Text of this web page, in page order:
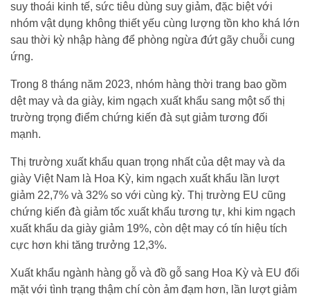
suy thoái kinh tế, sức tiêu dùng suy giảm, đặc biệt với
nhóm vật dụng không thiết yếu cùng lượng tồn kho khá lớn
sau thời kỳ nhập hàng để phòng ngừa đứt gãy chuỗi cung
ứng.
Trong 8 tháng năm 2023, nhóm hàng thời trang bao gồm
dệt may và da giày, kim ngạch xuất khẩu sang một số thị
trường trọng điểm chứng kiến đà sụt giảm tương đối
mạnh.
Thị trường xuất khẩu quan trọng nhất của dệt may và da
giày Việt Nam là Hoa Kỳ, kim ngạch xuất khẩu lần lượt
giảm 22,7% và 32% so với cùng kỳ. Thị trường EU cũng
chứng kiến đà giảm tốc xuất khẩu tương tự, khi kim ngạch
xuất khẩu da giày giảm 19%, còn dệt may có tín hiệu tích
cực hơn khi tăng trưởng 12,3%.
Xuất khẩu ngành hàng gỗ và đồ gỗ sang Hoa Kỳ và EU đối
mặt với tình trạng thậm chí còn ảm đạm hơn, lần lượt giảm